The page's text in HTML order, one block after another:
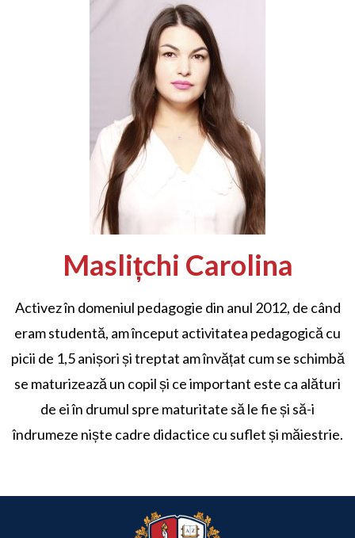
Maslițchi Carolina
Activez în domeniul pedagogie din anul 2012, de când
eram studentă, am început activitatea pedagogică cu
picii de 1,5 anișori și treptat am învățat cum se schimbă
se maturizează un copil și ce important este ca alături
de ei în drumul spre maturitate să le fie și să-i
îndrumeze niște cadre didactice cu suflet și măiestrie.